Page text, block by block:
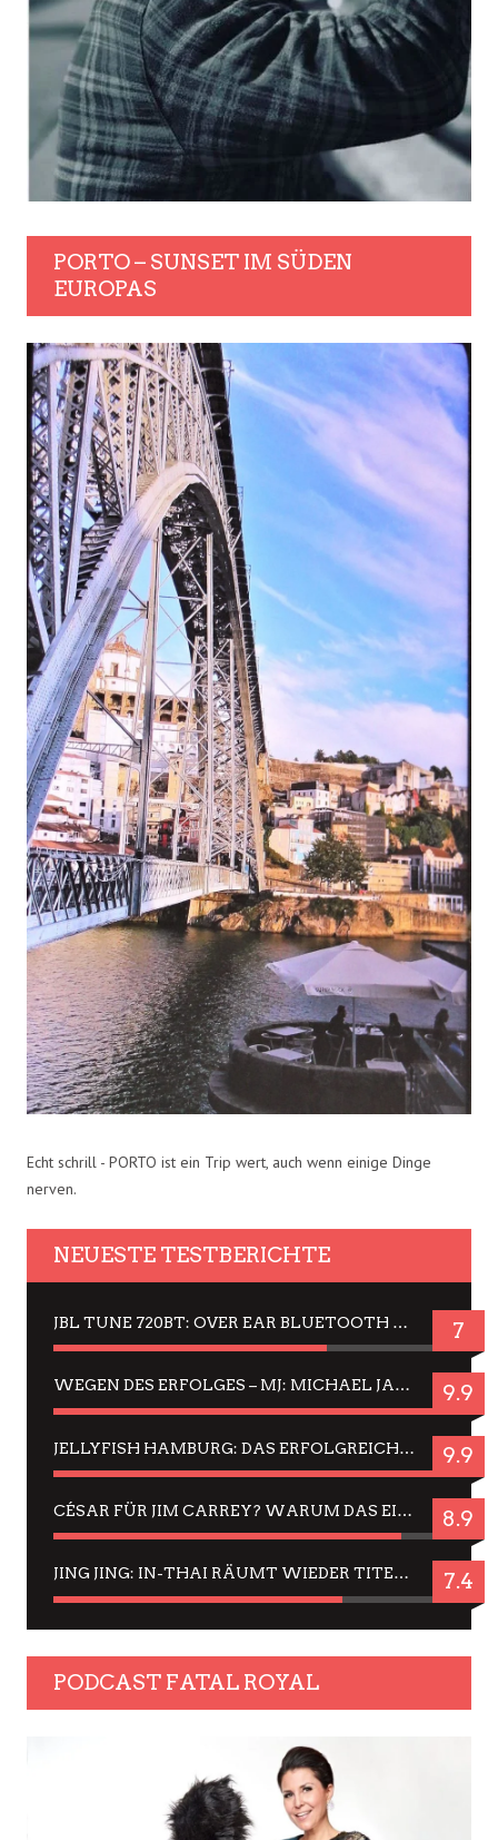
PORTO – SUNSET IM SÜDEN
EUROPAS
Echt schrill - PORTO ist ein Trip wert, auch wenn einige Dinge
nerven.
NEUESTE TESTBERICHTE
JBL TUNE 720BT: OVER EAR BLUETOOTH KOPFHÖRER UM DIE 50,-€ IM DAUER-TEST 7
WEGEN DES ERFOLGES – MJ: MICHAEL JACKSON MUSICAL IN EINER MATINEE SEHEN 9.9
JELLYFISH HAMBURG: DAS ERFOLGREICHE SOMMER-MENÜ 2025 IN GEFÜHLEN UND BILDERN 9.9
CÉSAR FÜR JIM CARREY? WARUM DAS EINER DER NERVIGSTEN ACTORS IST UND BLEIBT 8.9
JING JING: IN-THAI RÄUMT WIEDER TITEL AB – EIN ZWEI-STUNDEN-ERLEBNISBERICHT 7.4
PODCAST FATAL ROYAL